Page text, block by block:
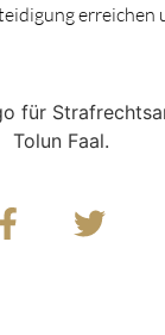
erreichen